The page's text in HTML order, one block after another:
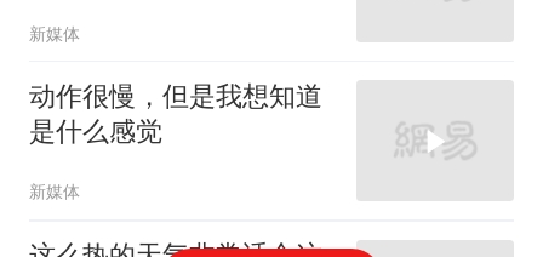
新媒体
动作很慢，但是我想知道
是什么感觉
新媒体